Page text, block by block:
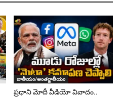
జాతీయం/అంతర్జాతీయం
ప్రధాని మోదీ వీడియో వివాదం..